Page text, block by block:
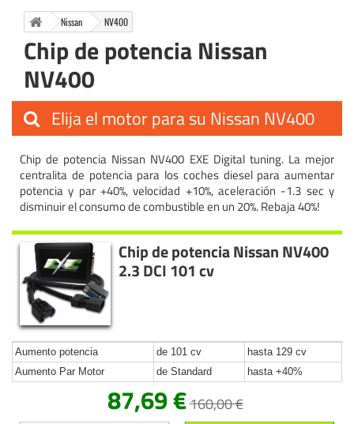
Nissan NV400
Chip de potencia Nissan
NV400
Elija el motor para su Nissan NV400
Chip de potencia Nissan NV400 EXE Digital tuning. La mejor
centralita de potencia para los coches diesel para aumentar
potencia y par +40%, velocidad +10%, aceleración -1.3 sec y
disminuir el consumo de combustible en un 20%. Rebaja 40%!
Chip de potencia Nissan NV400
2.3 DCI 101 cv
Aumento potencia de 101 cv
hasta 129 cv
Aumento Par Motor
de Standard hasta +40%
87,69 €160,00 €